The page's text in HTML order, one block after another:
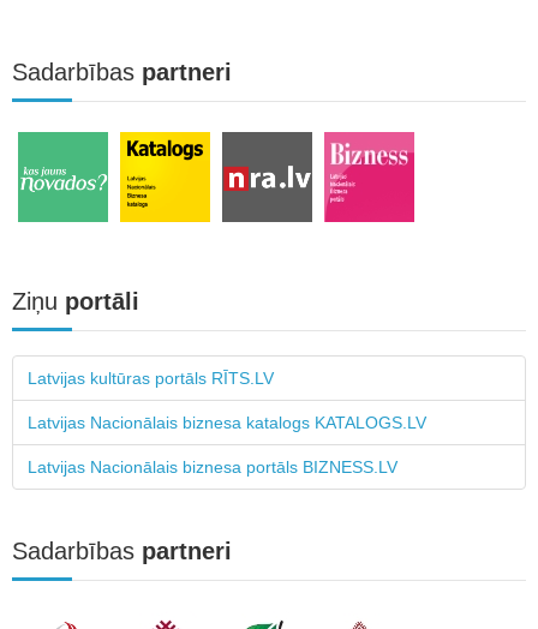
Sadarbības partneri
Ziņu portāli
Latvijas kultūras portāls RĪTS.LV
Latvijas Nacionālais biznesa katalogs KATALOGS.LV
Latvijas Nacionālais biznesa portāls BIZNESS.LV
Sadarbības partneri